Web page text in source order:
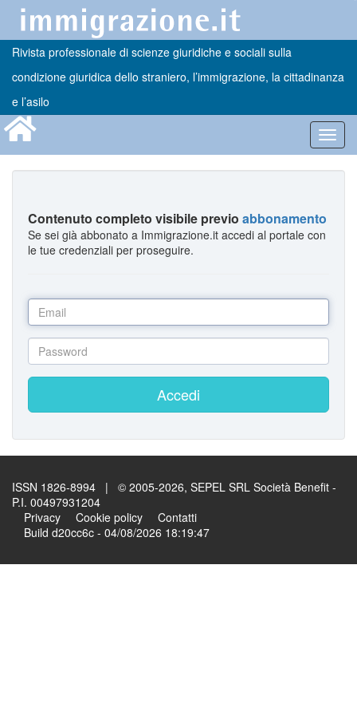
Rivista professionale di scienze giuridiche e sociali sulla
condizione giuridica dello straniero, l’immigrazione, la cittadinanza
e l’asilo
Contenuto completo visibile previo abbonamento
Se sei già abbonato a Immigrazione.it accedi al portale con
le tue credenziali per proseguire.
Accedi
ISSN 1826-8994 | © 2005-2026, SEPEL SRL Società Benefit -
P.I. 00497931204
Privacy
Cookie policy
Contatti
Build d20cc6c - 04/08/2026 18:19:47